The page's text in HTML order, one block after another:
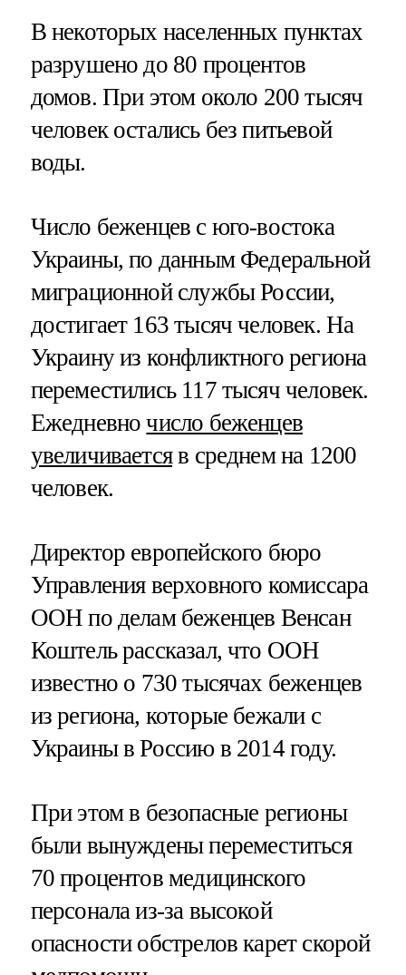
В некоторых населенных пунктах
разрушено до 80 процентов
домов. При этом около 200 тысяч
человек остались без питьевой
воды.
Число беженцев с юго-востока
Украины, по данным Федеральной
миграционной службы России,
достигает 163 тысяч человек. На
Украину из конфликтного региона
переместились 117 тысяч человек.
Ежедневночисло беженцев
увеличиваетсяв среднем на 1200
человек.
Директор европейского бюро
Управления верховного комиссара
ООН по делам беженцев Венсан
Коштель рассказал, что ООН
известно о 730 тысячах беженцев
из региона, которые бежали с
Украины в Россию в 2014 году.
При этом в безопасные регионы
были вынуждены переместиться
70 процентов медицинского
персонала из-за высокой
опасности обстрелов карет скорой